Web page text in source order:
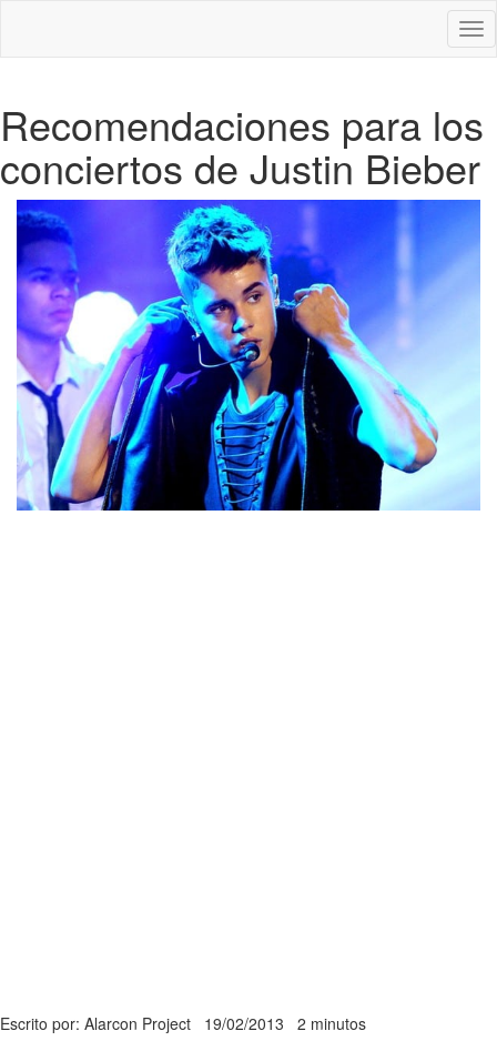
Recomendaciones para los
conciertos de Justin Bieber
Escrito por: Alarcon Project 19/02/2013 2 minutos